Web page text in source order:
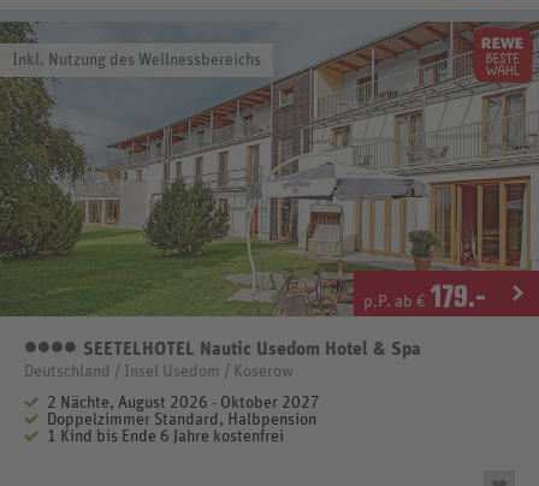
Inkl. Nutzung des Wellnessbereichs
p.P. ab € 179.-
4 Sterne
SEETELHOTEL Nautic Usedom Hotel & Spa
Deutschland / Insel Usedom / Koserow
2 Nächte, August 2026 - Oktober 2027
Doppelzimmer Standard, Halbpension
1 Kind bis Ende 6 Jahre kostenfrei